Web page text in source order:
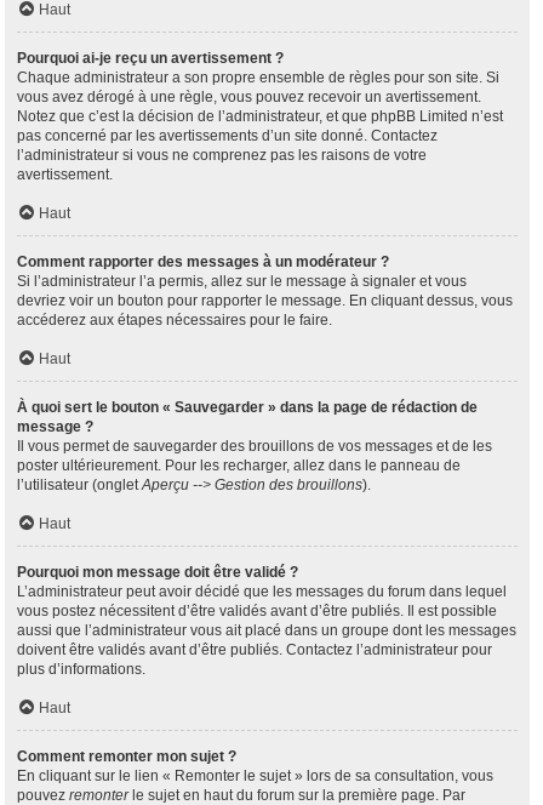
Haut
Pourquoi ai-je reçu un avertissement ?
Chaque administrateur a son propre ensemble de règles pour son site. Si
vous avez dérogé à une règle, vous pouvez recevoir un avertissement.
Notez que c’est la décision de l’administrateur, et que phpBB Limited n’est
pas concerné par les avertissements d’un site donné. Contactez
l’administrateur si vous ne comprenez pas les raisons de votre
avertissement.
Haut
Comment rapporter des messages à un modérateur ?
Si l’administrateur l’a permis, allez sur le message à signaler et vous
devriez voir un bouton pour rapporter le message. En cliquant dessus, vous
accéderez aux étapes nécessaires pour le faire.
Haut
À quoi sert le bouton « Sauvegarder » dans la page de rédaction de
message ?
Il vous permet de sauvegarder des brouillons de vos messages et de les
poster ultérieurement. Pour les recharger, allez dans le panneau de
l’utilisateur (ongletAperçu --> Gestion des brouillons).
Haut
Pourquoi mon message doit être validé ?
L’administrateur peut avoir décidé que les messages du forum dans lequel
vous postez nécessitent d’être validés avant d’être publiés. Il est possible
aussi que l’administrateur vous ait placé dans un groupe dont les messages
doivent être validés avant d’être publiés. Contactez l’administrateur pour
plus d’informations.
Haut
Comment remonter mon sujet ?
En cliquant sur le lien « Remonter le sujet » lors de sa consultation, vous
pouvez remonterle sujet en haut du forum sur la première page. Par